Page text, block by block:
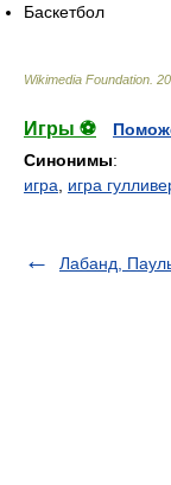
Баскетбол
Wikimedia Foundation
Игры ⚽
Синонимы:
игра
игра
Лабанд,